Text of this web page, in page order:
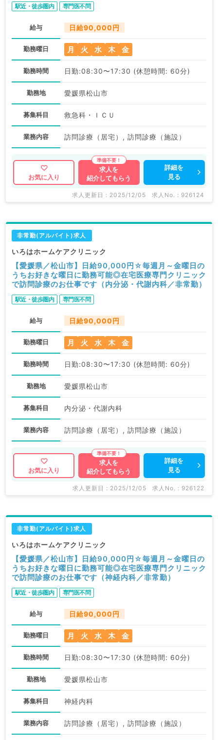
駅近・徒歩圏内 専門医不問
給与 日給90,000円
勤務曜日 月 火 水 木 金
勤務時間 日勤:08:30〜17:30 (休憩時間: 60分)
勤務地 愛媛県松山市
募集科目 救急科・ＩＣＵ
業務内容 訪問診療（居宅）, 訪問診療（施設）
お気に入り
求人を
紹介してもらう
詳細を
見る
求人更新日 : 2025/12/05 求人No. : 926124
非常勤(アルバイト)求人
いろはホームケアクリニック
【愛媛県／松山市】日給90,000円☆毎週月～金曜日の
うちお好きな曜日に勤務可能◎在宅医療専門クリニック
で訪問診療のお仕事です（内分泌・代謝内科／非常勤）
駅近・徒歩圏内 専門医不問
給与 日給90,000円
勤務曜日 月 火 水 木 金
勤務時間 日勤:08:30〜17:30 (休憩時間: 60分)
勤務地 愛媛県松山市
募集科目 内分泌・代謝内科
業務内容 訪問診療（居宅）, 訪問診療（施設）
お気に入り
求人を
紹介してもらう
詳細を
見る
求人更新日 : 2025/12/05 求人No. : 926122
非常勤(アルバイト)求人
いろはホームケアクリニック
【愛媛県／松山市】日給90,000円☆毎週月～金曜日の
うちお好きな曜日に勤務可能◎在宅医療専門クリニック
で訪問診療のお仕事です（神経内科／非常勤）
駅近・徒歩圏内 専門医不問
給与 日給90,000円
勤務曜日 月 火 水 木 金
勤務時間 日勤:08:30〜17:30 (休憩時間: 60分)
勤務地 愛媛県松山市
募集科目 神経内科
業務内容 訪問診療（居宅）, 訪問診療（施設）